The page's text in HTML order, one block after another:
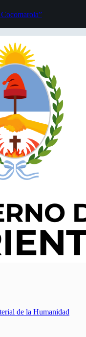
de la Humanidad